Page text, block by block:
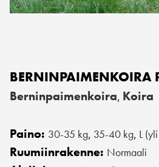
BERNINPAIMENKOIRA
Berninpaimenkoira, Koira
Paino: 30-35 kg, 35-40 kg, L
Ruumiinrakenne: Normaali